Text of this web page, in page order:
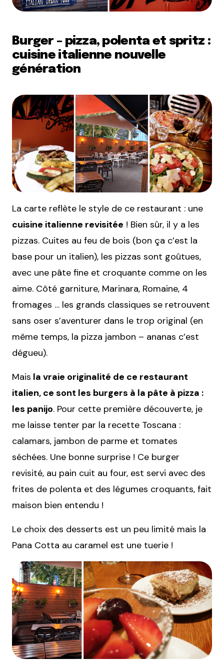
Burger – pizza, polenta et spritz :
cuisine italienne nouvelle
génération
La carte reflète le style de ce restaurant : une
cuisine italienne revisitée ! Bien sûr, il y a les
pizzas. Cuites au feu de bois (bon ça c’est la
base pour un italien), les pizzas sont goûtues,
avec une pâte fine et croquante comme on les
aime. Côté garniture, Marinara, Romaine, 4
fromages … les grands classiques se retrouvent
sans oser s’aventurer dans le trop original (en
même temps, la pizza jambon – ananas c’est
dégueu).
Mais la vraie originalité de ce restaurant
italien, ce sont les burgers à la pâte à pizza :
les panijo. Pour cette première découverte, je
me laisse tenter par la recette Toscana :
calamars, jambon de parme et tomates
séchées. Une bonne surprise ! Ce burger
revisité, au pain cuit au four, est servi avec des
frites de polenta et des légumes croquants, fait
maison bien entendu !
Le choix des desserts est un peu limité mais la
Pana Cotta au caramel est une tuerie !